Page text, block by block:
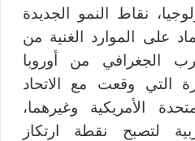
نقاط النمو الجديدة
على الموارد الغنية من
الجغرافي من أوروبا
التي وقعت مع الاتحاد
الأمريكية وغيرهما،
لتصبح نقطة ارتكاز